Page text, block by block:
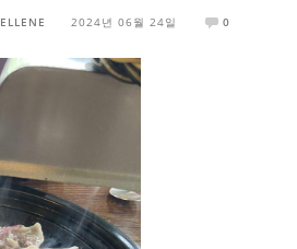
ELLENE 2024년 06월 24일 0